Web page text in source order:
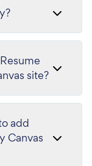
site?
add
Canvas